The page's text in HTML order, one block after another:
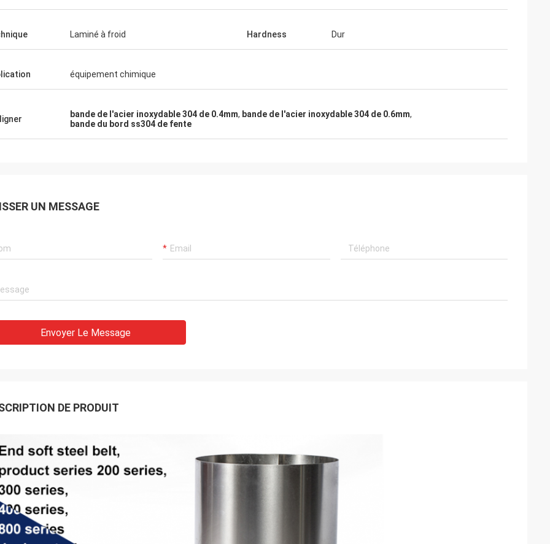
Laisser un message Nous vous rappellerons bientôt!
Laminé à froid Hardness Dur
équipement chimique
bande de l'acier inoxydable 304 de 0.4mm, bande de l'acier inoxydable 304 de 0.6mm,
bande du bord ss304 de fente
UN MESSAGE
Envoyer Le Message
DE PRODUIT